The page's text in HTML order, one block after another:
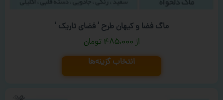
ماگ فضا و کیهان طرح ‘ فضای تاریک ‘
۴۸۵,۰۰۰ تومان
انتخاب گزینه‌ها